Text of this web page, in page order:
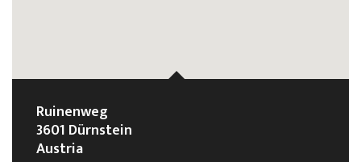
Ruinenweg
3601 Dürnstein
Austria